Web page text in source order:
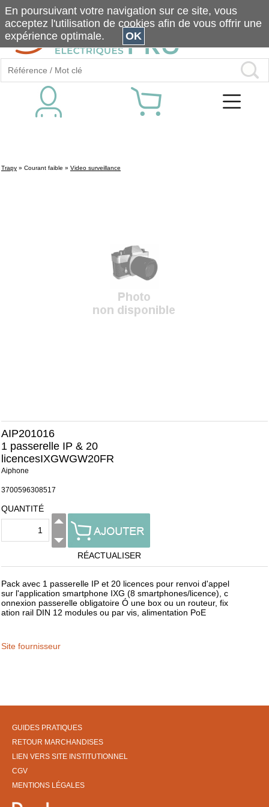
Trapy » Courant faible » Video surveillance
AIP201016
1 passerelle IP & 20
licencesIXGWGW20FR
Aiphone
3700596308517
QUANTITÉ
RÉACTUALISER
Pack avec 1 passerelle IP et 20 licences pour renvoi d'appel
sur l'application smartphone IXG (8 smartphones/licence), c
onnexion passerelle obligatoire Ó une box ou un routeur, fix
ation rail DIN 12 modules ou par vis, alimentation PoE
Site fournisseur
GUIDES PRATIQUES
RETOUR MARCHANDISES
LIEN VERS SITE INSTITUTIONNEL
CGV
MENTIONS LÉGALES
En poursuivant votre navigation sur ce site, vous
acceptez l'utilisation de cookies afin de vous offrir une
expérience optimale.
OK